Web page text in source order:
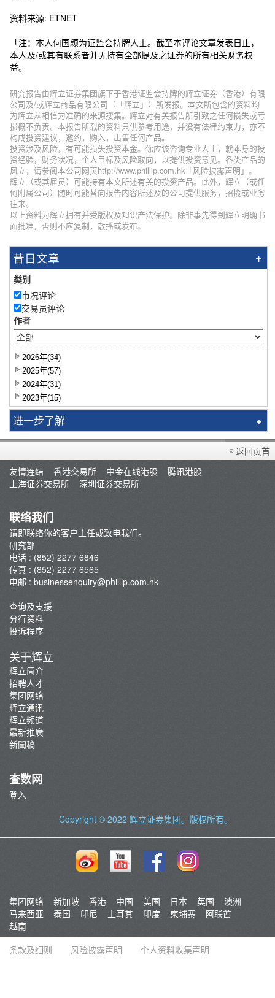
资料来源: ETNET
「注：本人何国颖为证监会持牌人士。截至本评论文章发表日止，
本人及/或其有联系者并无持有全部提及之证券的所有相关财务权
益。
研究报告由辉立证券集团旗下于香港证监会持牌的辉立证券（香港）有限
公司及/或辉立商品有限公司（「辉立」）所发报。本文所包含的资料均
为辉立从相信为准确的来源搜集。辉立对有关报告所引致之任何损失或亏
损概不负责。本报告所载的资料只供参考用途，并没有法律约束力，亦不
构成投资建议，邀约，购入，出售任何产品。
投资涉及风险，有可能损失投资本金。你应该咨询专业人士，就本身的投
资经验，财务状况，个人目标及风险取向，以提供投资意见。各类产品的
风立，请参阅本公司网页http://www.phillip.com.hk「风险披露声明」。
辉立（或其雇员）可能持有本文所述有关的投资产品。此外，辉立（或任
何附属公司）随时可能替向报告内容所述及的公司提供服务，招揽或业务
往来。
以上资料为辉立拥有并受版权及知识产法保护。除非事先得到辉立明确书
面批准，否则不应复制，散播或发布。
昔日文章
类别
市况评论
交易员评论
作者
2026年(34)
2025年(57)
2024年(31)
2023年(15)
进一步了解
研究报告
智识拣股
市况评论
A股研报
返回页首
友情连结
香港交易所 中金在线港股
腾讯港股
上海证券交易所
深圳证券交易所
联络我们
请即联络你的客户主任或致电我们。
研究部
电话 : (852) 2277 6846
传真 : (852) 2277 6565
电邮 : businessenquiry@phillip.com.hk
查询及支援
分行资料
投诉程序
关于辉立
辉立简介
招聘人才
集团网络
辉立通讯
辉立频道
最新推廣
新聞稿
查数网
登入
Copyright © 2022 辉立证券集团。版权所有。
集团网络 新加坡 香港 中国 美国 日本 英国
澳洲
马来西亚
泰国 印尼 土耳其 印度 柬埔寨
阿联酋
越南
条款及细则
风险披露声明 个人资料收集声明